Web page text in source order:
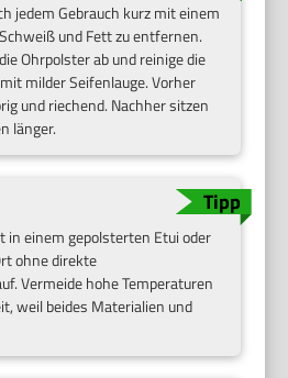
jedem Gebrauch kurz mit einem
und Fett zu entfernen.
Ohrpolster ab und reinige die
milder Seifenlauge. Vorher
und riechend. Nachher sitzen
länger.
in einem gepolsterten Etui oder
ohne direkte
Vermeide hohe Temperaturen
weil beides Materialien und